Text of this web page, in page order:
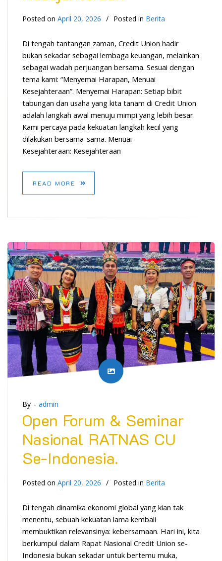
Posted on April 20, 2026 Posted in Berita
Di tengah tantangan zaman, Credit Union hadir
bukan sekadar sebagai lembaga keuangan, melainkan
sebagai wadah perjuangan bersama. Sesuai dengan
tema kami: “Menyemai Harapan, Menuai
Kesejahteraan”. Menyemai Harapan: Setiap bibit
tabungan dan usaha yang kita tanam di Credit Union
adalah langkah awal menuju mimpi yang lebih besar.
Kami percaya pada kekuatan langkah kecil yang
dilakukan bersama-sama. Menuai
Kesejahteraan: Kesejahteraan
READ MORE
By - admin
Open Forum & Seminar
Nasional RATNAS CU
Se-Indonesia.
Posted on April 20, 2026 Posted in Berita
Di tengah dinamika ekonomi global yang kian tak
menentu, sebuah kekuatan lama kembali
membuktikan relevansinya: kebersamaan. Hari ini, kita
berkumpul dalam Rapat Nasional Credit Union se-
Indonesia bukan sekadar untuk bertemu muka,